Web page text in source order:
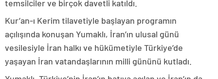
temsilciler ve birçok davetli katıldı.
Kur’an-ı Kerim tilavetiyle başlayan programın
açılışında konuşan Yumaklı, İran’ın ulusal günü
vesilesiyle İran halkı ve hükümetiyle Türkiye’de
yaşayan İran vatandaşlarının milli gününü kutladı.